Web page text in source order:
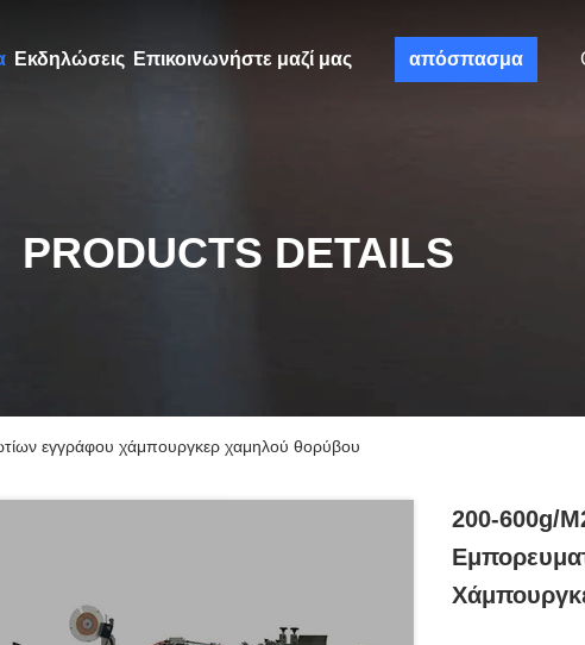
Εκδηλώσεις Επικοινωνήστε μαζί μας απόσπασμα
PRODUCTS DETAILS
εγγράφου χάμπουργκερ χαμηλού θορύβου
200-600g/